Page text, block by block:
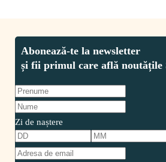
Zi de naștere